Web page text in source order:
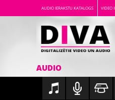
AUDIO IERAKSTU KATALOGS VIDEO
AUDIO